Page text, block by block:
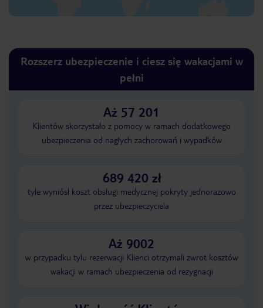
Rozszerz ubezpieczenie i ciesz się wakacjami w
pełni
Aż 57 201
Klientów skorzystało z pomocy w ramach dodatkowego
ubezpieczenia od nagłych zachorowań i wypadków
689 420 zł
tyle wyniósł koszt obsługi medycznej pokryty jednorazowo
przez ubezpieczyciela
Aż 9002
w przypadku tylu rezerwacji Klienci otrzymali zwrot kosztów
wakacji w ramach ubezpieczenia od rezygnacji